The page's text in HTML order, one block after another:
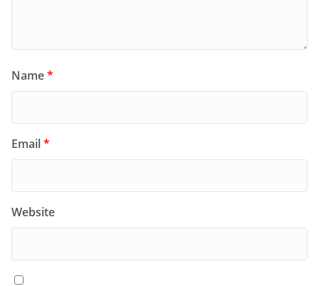
Name*
Email*
Website